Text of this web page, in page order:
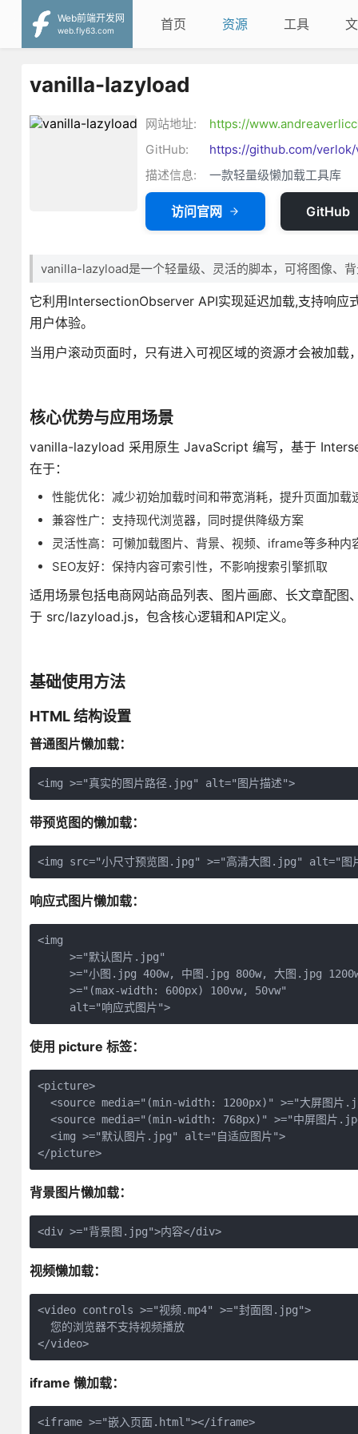
Web前端开发网
web.fly63.com
首页 资源 工具
vanilla-lazyload
网站地址:
https://
GitHub:
https://github.com/
描述信息:
一款轻量级懒加载工具库
访问官网 GitHub
vanilla-lazyload是一个轻量级、灵活的脚本，可将图像、
它利用IntersectionObserver API实现延迟加载,支持响应
用户体验。
当用户滚动页面时，只有进入可视区域的资源才会被加载
核心优势与应用场景
vanilla-lazyload 采用原生 JavaScript 编写，基于
在于：
性能优化：减少初始加载时间和带宽消耗，提升页面加载
兼容性广：支持现代浏览器，同时提供降级方案
灵活性高：可懒加载图片、背景、视频、iframe等多种内
SEO友好：保持内容可索引性，不影响搜索引擎抓取
适用场景包括电商网站商品列表、图片画廊、长文章配
于 src/lazyload.js，包含核心逻辑和API定义。
基础使用方法
HTML 结构设置
普通图片懒加载：
<img >="真实的图片路径.jpg" alt="图片描述">
带预览图的懒加载：
<img src="小尺寸预览图.jpg" >="高清大图.jpg" alt="图
响应式图片懒加载：
<img
     >="默认图片.jpg"
>="小图.jpg 400w, 中图.jpg 800w, 大图.jpg
     >="(max-width: 600px) 100vw, 50vw"
     alt="响应式图片">
使用 picture 标签：
<picture>
<source media="(min-width: 1200px)" >="大屏图片
<source media="(min-width: 768px)" >="中屏图片
  <img >="默认图片.jpg" alt="自适应图片">
</picture>
背景图片懒加载：
<div >="背景图.jpg">内容</div>
视频懒加载：
<video controls >="视频.mp4" >="封面图.jpg">
  您的浏览器不支持视频播放
</video>
iframe 懒加载：
<iframe >="嵌入页面.html"></iframe>